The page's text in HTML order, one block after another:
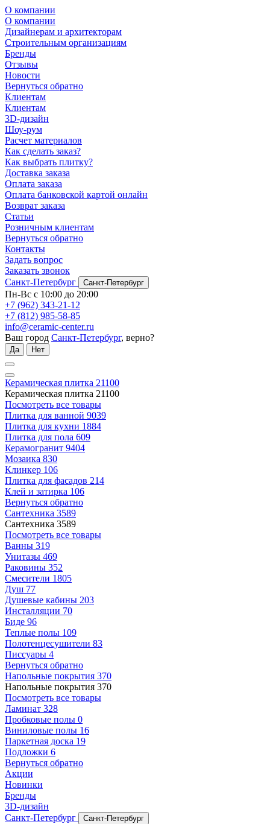
О компании
О компании
Дизайнерам и архитекторам
Строительным организациям
Бренды
Отзывы
Новости
Вернуться обратно
Клиентам
Клиентам
3D-дизайн
Шоу-рум
Расчет материалов
Как сделать заказ?
Как выбрать плитку?
Доставка заказа
Оплата заказа
Оплата банковской картой онлайн
Возврат заказа
Статьи
Розничным клиентам
Вернуться обратно
Контакты
Задать вопрос
Заказать звонок
Санкт-Петербург
Санкт-Петербург
Пн-Вс с 10:00 до 20:00
+7 (962) 343-21-12
+7 (812) 985-58-85
info@ceramic-center.ru
Ваш город Санкт-Петербург, верно?
Да Нет
Керамическая плитка 21100
Керамическая плитка 21100
Посмотреть все товары
Плитка для ванной 9039
Плитка для кухни 1884
Плитка для пола 609
Керамогранит 9404
Мозаика 830
Клинкер 106
Плитка для фасадов 214
Клей и затирка 106
Вернуться обратно
Сантехника 3589
Сантехника 3589
Посмотреть все товары
Ванны 319
Унитазы 469
Раковины 352
Смесители 1805
Душ 77
Душевые кабины 203
Инсталляции 70
Биде 96
Теплые полы 109
Полотенцесушители 83
Писсуары 4
Вернуться обратно
Напольные покрытия 370
Напольные покрытия 370
Посмотреть все товары
Ламинат 328
Пробковые полы 0
Виниловые полы 16
Паркетная доска 19
Подложки 6
Вернуться обратно
Акции
Новинки
Бренды
3D-дизайн
Санкт-Петербург
Санкт-Петербург